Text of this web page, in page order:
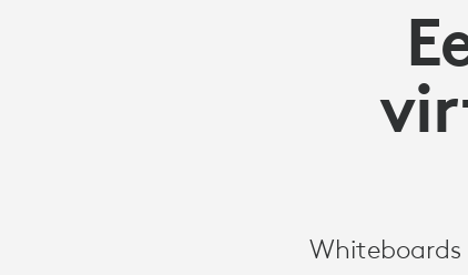
GEBRUIKEN
Whiteboards